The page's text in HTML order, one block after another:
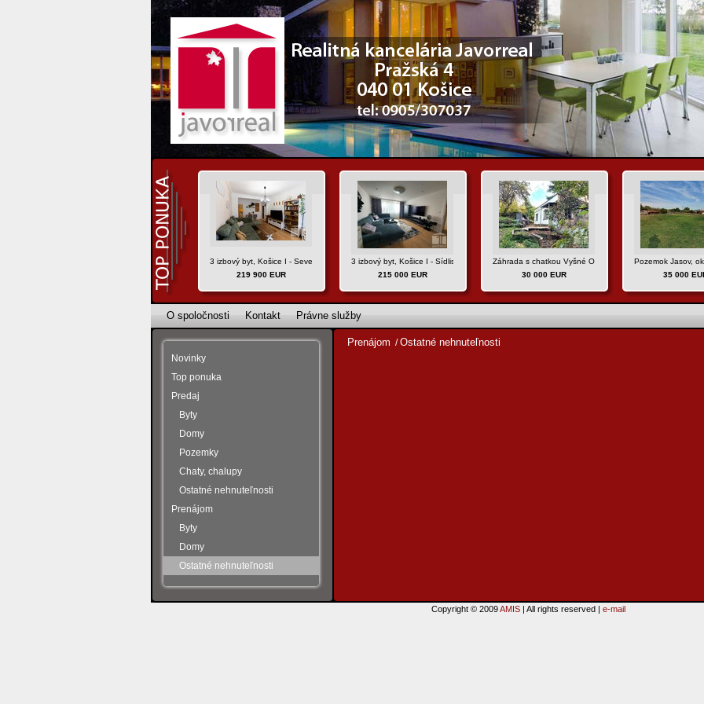
3 izbový byt, Košice I - Sever, ul. Hlinkova
219 900 EUR
3 izbový byt, Košice I - Sídlisko Ťahanovce, ul. Varšavská-REZERVOVANÝ
215 000 EUR
Záhrada s chatkou Vyšné Opátske, Košice IV
30 000 EUR
Pozemok Jasov,
35 000
O spoločnosti Kontakt Právne služby
Novinky
Top ponuka
Predaj
Byty
Domy
Pozemky
Chaty, chalupy
Ostatné nehnuteľnosti
Prenájom
Byty
Domy
Ostatné nehnuteľnosti
Prenájom /Ostatné nehnuteľnosti
Copyright © 2009AMIS| All rights reserved | e-mail